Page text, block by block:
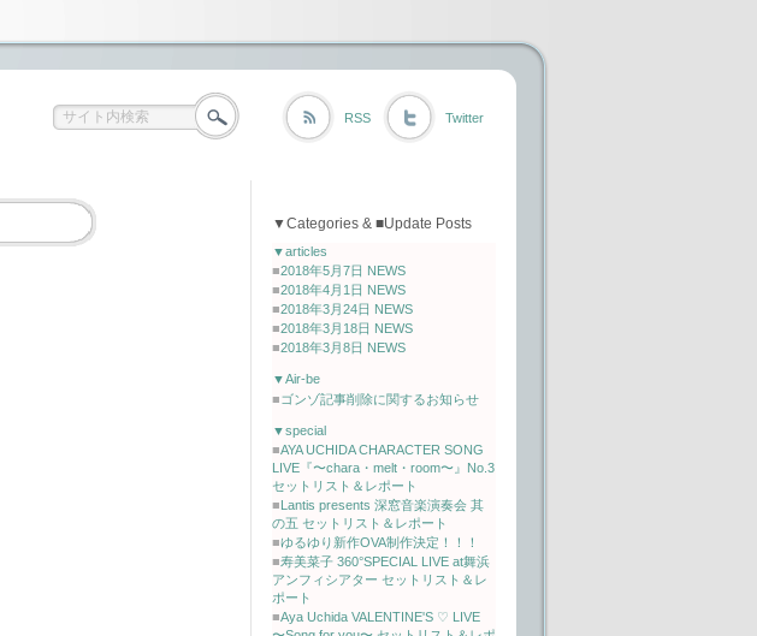
RSS Twitter
▼Categories & ■Update Posts
▼articles
■2018年5月7日 NEWS
■2018年4月1日 NEWS
■2018年3月24日 NEWS
■2018年3月18日 NEWS
■2018年3月8日 NEWS
▼Air-be
■ゴンゾ記事削除に関するお知らせ
▼special
■AYA UCHIDA CHARACTER SONG
LIVE『〜chara・melt・room〜』No.3
セットリスト＆レポート
■Lantis presents 深窓音楽演奏会 其
の五 セットリスト＆レポート
■ゆるゆり新作OVA制作決定！！！
■寿美菜子 360°SPECIAL LIVE at舞浜
アンフィシアター セットリスト＆レ
ポート
■Aya Uchida VALENTINE'S ♡ LIVE